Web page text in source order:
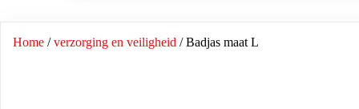
Home /verzorging en veiligheid / Badjas maat L